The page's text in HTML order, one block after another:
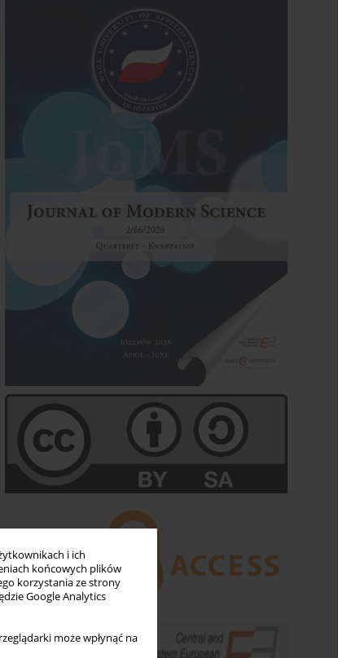
i ich
końcowych plików
korzystania ze strony
Google Analytics
może wpłynąć na